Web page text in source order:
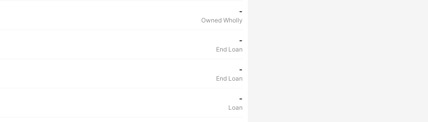
-
Owned Wholly
-
End Loan
-
End Loan
-
Loan